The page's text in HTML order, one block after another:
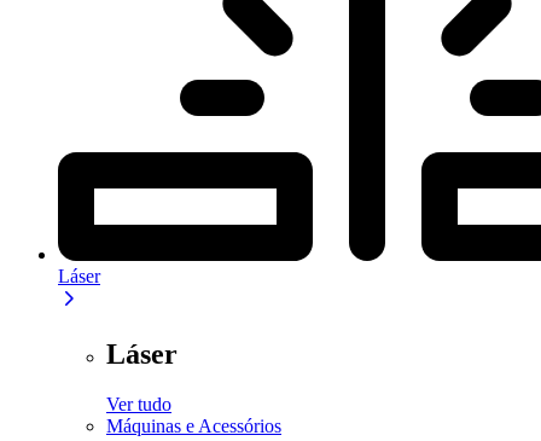
Láser
Láser
Ver tudo
Máquinas e Acessórios